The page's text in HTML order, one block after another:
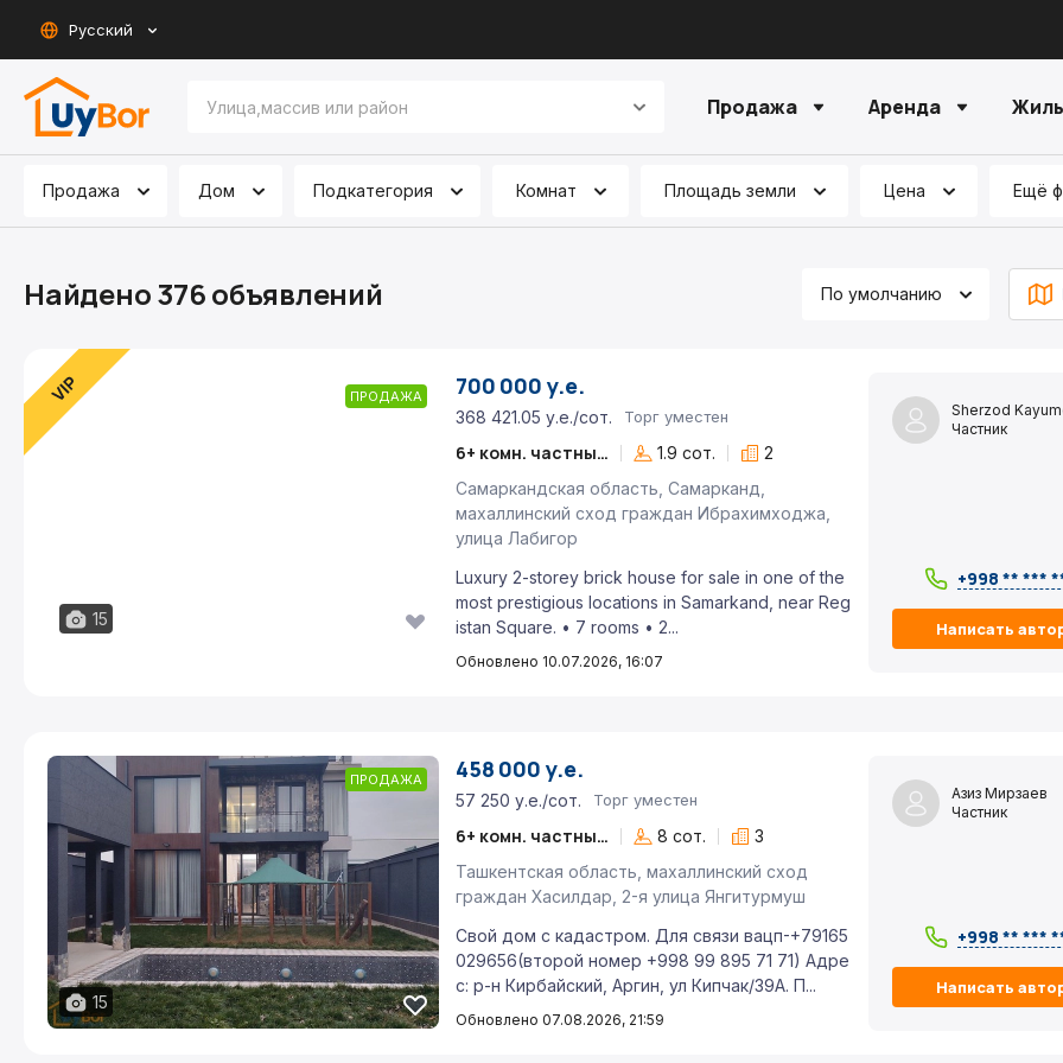
Русский
Продажа Аренда
Продажа Дом Подкатегория Комнат Площадь земли Цена Ещё
Найдено 376 объявлений По умолчанию
15
ПРОДАЖА 700 000 у.е.
368 421.05 у.е./сот. Торг уместен
6+ комн. частный дом 1.9 сот.
2
Самаркандская область, Самарканд,
махаллинский сход граждан Ибрахимходжа,
улица Лабигор
Luxury 2-storey brick house for sale in one of the
most prestigious locations in Samarkand, near Reg
istan Square. • 7 rooms • 2...
Обновлено 10.07.2026, 16:07
Sherzod
Частник
Написать
+998 ** ***
15
ПРОДАЖА 458 000 у.е.
57 250 у.е./сот. Торг уместен
6+ комн. частный дом 8 сот.
3
Ташкентская область, махаллинский сход
граждан Хасилдар, 2-я улица Янгитурмуш
Свой дом с кадастром. Для связи вацп-+79165
029656(второй номер +998 99 895 71 71) Адре
с: р-н Кирбайский, Аргин, ул Кипчак/39A. П...
Обновлено 07.08.2026, 21:59
Азиз Мирзаев
Частник
Написать
+998 ** ***